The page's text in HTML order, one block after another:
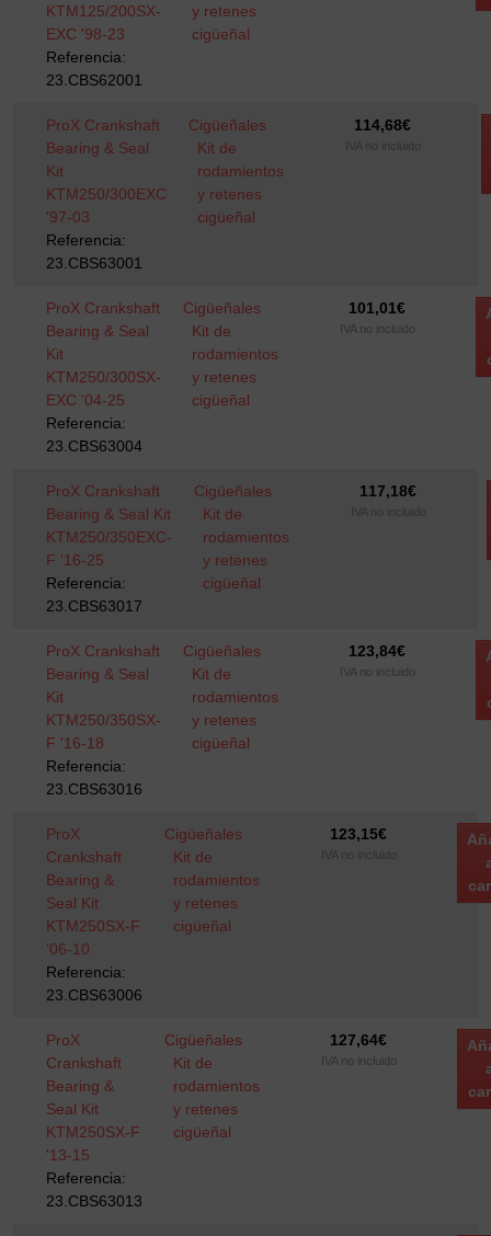
KTM125/200SX-
EXC '98-23
Referencia:
23.CBS62001
y retenes
cigüeñal
ProX Crankshaft
Bearing & Seal
Kit
KTM250/300EXC
'97-03
Referencia:
23.CBS63001
Cigüeñales
Kit de
rodamientos
y retenes
cigüeñal
114,68€
IVA no incluido
ProX Crankshaft
Bearing & Seal
Kit
KTM250/300SX-
EXC '04-25
Referencia:
23.CBS63004
Cigüeñales
Kit de
rodamientos
y retenes
cigüeñal
101,01€
IVA no incluido
ProX Crankshaft
Bearing & Seal Kit
KTM250/350EXC-
F '16-25
Referencia:
23.CBS63017
Cigüeñales
Kit de
rodamientos
y retenes
cigüeñal
117,18€
IVA no incluido
ProX Crankshaft
Bearing & Seal
Kit
KTM250/350SX-
F '16-18
Referencia:
23.CBS63016
Cigüeñales
Kit de
rodamientos
y retenes
cigüeñal
123,84€
IVA no incluido
ProX
Crankshaft
Bearing &
Seal Kit
KTM250SX-F
'06-10
Referencia:
23.CBS63006
Cigüeñales
Kit de
rodamientos
y retenes
cigüeñal
123,15€
IVA no incluido
ProX
Crankshaft
Bearing &
Seal Kit
KTM250SX-F
'13-15
Referencia:
23.CBS63013
Cigüeñales
Kit de
rodamientos
y retenes
cigüeñal
127,64€
IVA no incluido